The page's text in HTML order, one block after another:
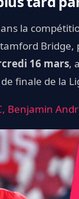
la
16 mars,
finale de la
Benjamin